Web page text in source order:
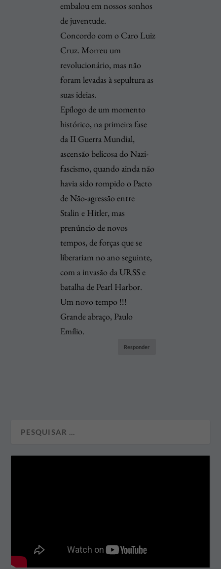
embalou em nossos sonhos
de juventude.
Concordo com o Caro Luiz
Cruz. Morreu um
revolucionário, mas não
foram levadas à sepultura as
suas ideias.
Epílogo de um momento
histórico, na primeira fase
da II Guerra Mundial,
ascensão belicosa do Nazi-
fascismo, quando ainda não
havia sido rompido o Pacto
de Não-agressão entre
Stalin e Hitler, mas
prenúncio de novos
tempos, de forças que se
liberariam no ano seguinte,
com a invasão da URSS e
batalha de Pearl Harbor.
Um novo tempo !!!
Grande abraço, Paulo
Emílio.
Responder